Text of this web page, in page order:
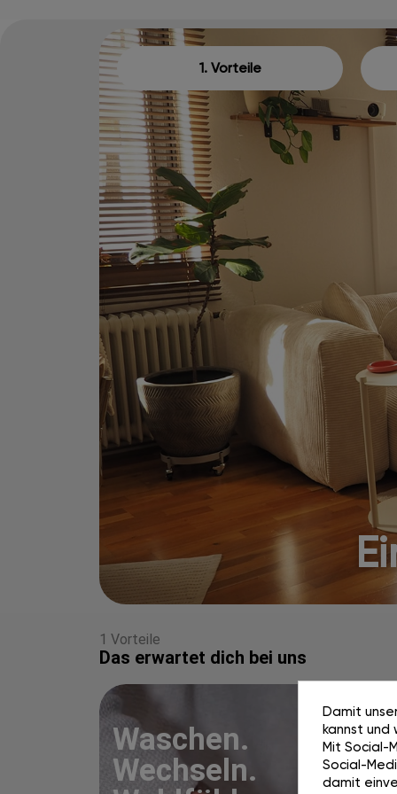
1. Vorteile
1 Vorteile
Das erwartet dich bei uns
Waschen.
Wechseln.
Damit
kannst und
Mit Social-
Social-
damit